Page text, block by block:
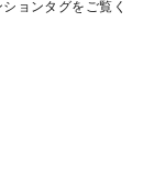
ョンタグをご覧く